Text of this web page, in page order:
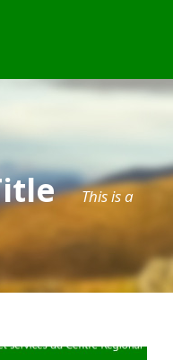
This is a